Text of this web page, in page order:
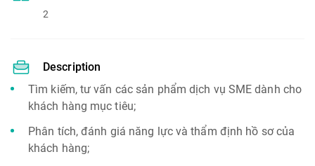
2
Description
Tìm kiếm, tư vấn các sản phẩm dịch vụ SME dành cho
khách hàng mục tiêu;
Phân tích, đánh giá năng lực và thẩm định hồ sơ của
khách hàng;